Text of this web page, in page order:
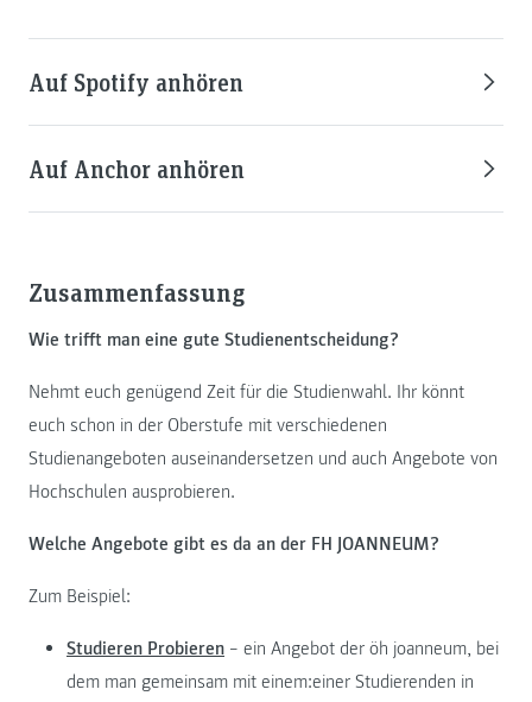
Auf Spotify anhören
Auf Anchor anhören
Zusammenfassung
Wie trifft man eine gute Studienentscheidung?
Nehmt euch genügend Zeit für die Studienwahl. Ihr könnt
euch schon in der Oberstufe mit verschiedenen
Studienangeboten auseinandersetzen und auch Angebote von
Hochschulen ausprobieren.
Welche Angebote gibt es da an der FH JOANNEUM?
Zum Beispiel:
Studieren Probieren − ein Angebot der öh joanneum, bei
dem man gemeinsam mit einem:einer Studierenden in